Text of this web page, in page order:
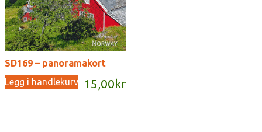
SD169 – panoramakort
15,00 kr
Legg i handlekurv